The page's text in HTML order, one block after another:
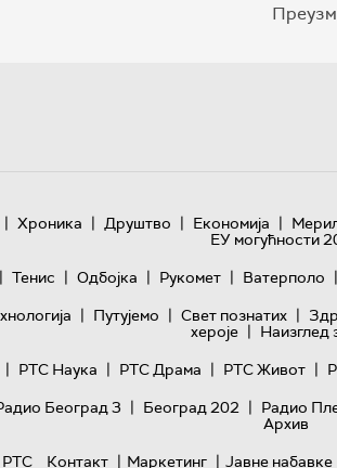
| Хроника | Друштво | Економија |
ЕУ могућности
| Тенис | Одбојка | Рукомет | Ватерполо |
| Путујемо | Свет познатих |
хероје | Наизглед
| РТС Наука | РТС Драма | РТС Живот |
Београд 3 | Београд 202 | Радио
Архив
РТС
Контакт | Маркетинг | Јавне набавке